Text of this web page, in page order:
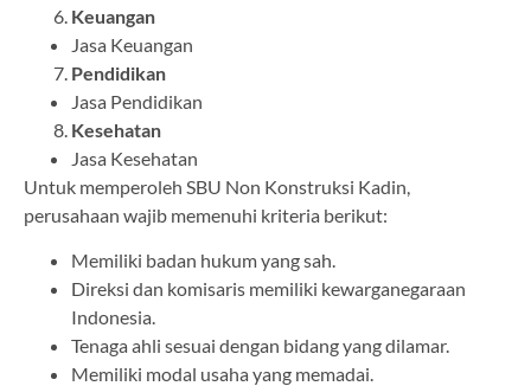
Keuangan
Jasa Keuangan
Pendidikan
Jasa Pendidikan
Kesehatan
Jasa Kesehatan
Untuk memperoleh SBU Non Konstruksi Kadin,
perusahaan wajib memenuhi kriteria berikut:
Memiliki badan hukum yang sah.
Direksi dan komisaris memiliki kewarganegaraan
Indonesia.
Tenaga ahli sesuai dengan bidang yang dilamar.
Memiliki modal usaha yang memadai.